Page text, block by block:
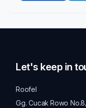
Let's keep in
Roofel
Gg. Cucak Rowo